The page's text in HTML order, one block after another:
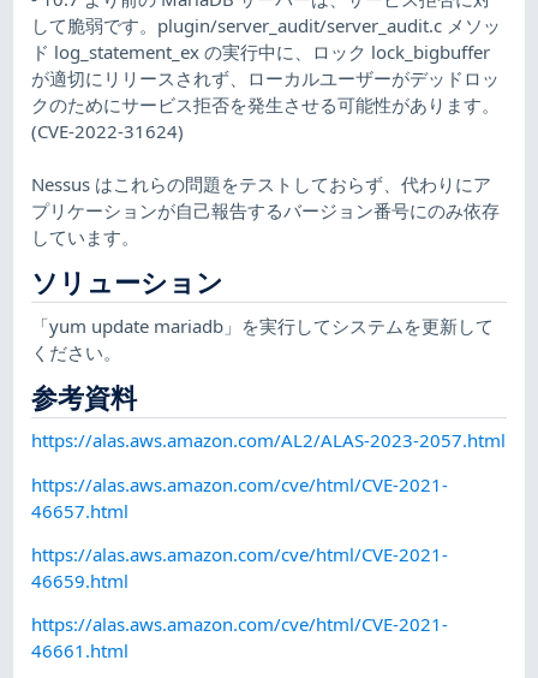
して脆弱です。plugin/server_audit/server_audit.c メソッ
ド log_statement_ex の実行中に、ロック lock_bigbuffer
が適切にリリースされず、ローカルユーザーがデッドロッ
クのためにサービス拒否を発生させる可能性があります。
(CVE-2022-31624)
Nessus はこれらの問題をテストしておらず、代わりにア
プリケーションが自己報告するバージョン番号にのみ依存
しています。
ソリューション
「yum update mariadb」を実行してシステムを更新して
ください。
参考資料
https://alas.aws.amazon.com/AL2/ALAS-2023-2057.html
https://alas.aws.amazon.com/cve/html/CVE-2021-
46657.html
https://alas.aws.amazon.com/cve/html/CVE-2021-
46659.html
https://alas.aws.amazon.com/cve/html/CVE-2021-
46661.html